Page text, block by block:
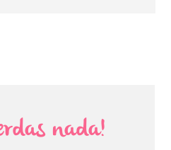
nada!